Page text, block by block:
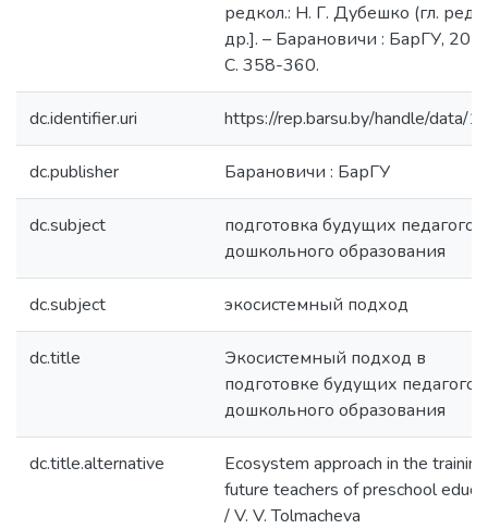
редкол.: Н. Г. Дубешко (гл.
др.]. – Барановичи : БарГУ,
С. 358-360.
dc.identifier.uri https://rep.barsu.by/handle/data/
dc.publisher Барановичи : БарГУ
dc.subject
подготовка будущих педагогов
дошкольного образования
dc.subject экосистемный подход
dc.title
Экосистемный подход в
подготовке будущих педагогов
дошкольного образования
dc.title.alternative
Ecosystem approach in the
future teachers of preschool
/ V. V. Tolmacheva